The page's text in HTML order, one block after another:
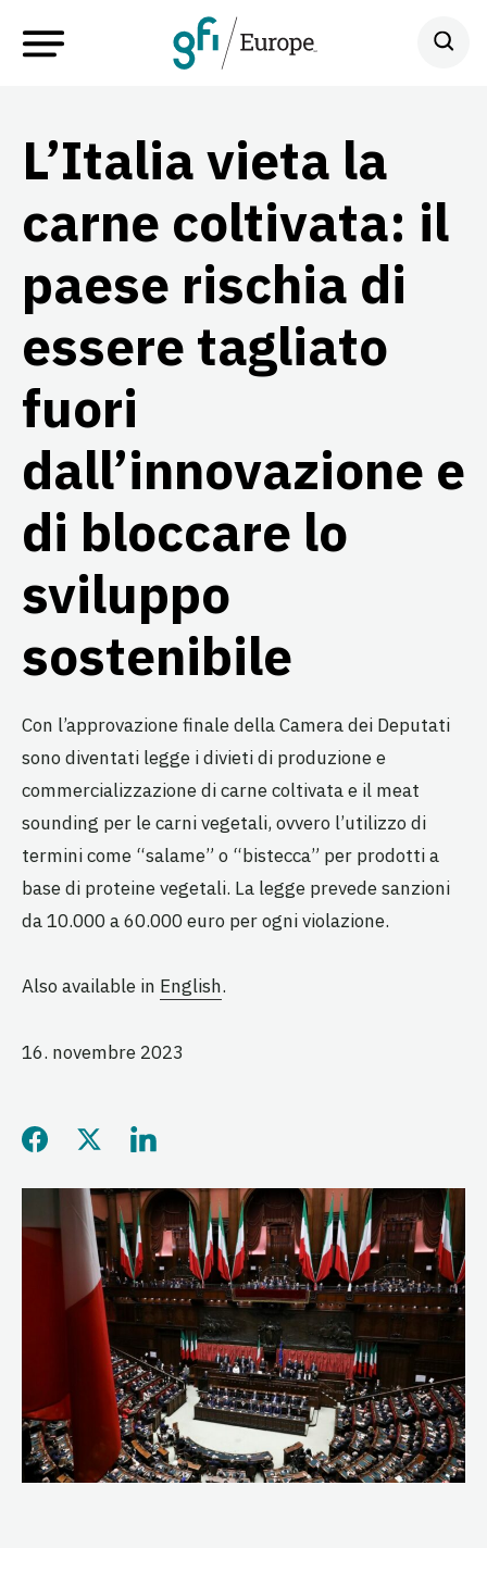
L’Italia vieta la
carne coltivata: il
paese rischia di
essere tagliato
fuori
dall’innovazione e
di bloccare lo
sviluppo
sostenibile
Con l’approvazione finale della Camera dei Deputati
sono diventati legge i divieti di produzione e
commercializzazione di carne coltivata e il meat
sounding per le carni vegetali, ovvero l’utilizzo di
termini come “salame” o “bistecca” per prodotti a
base di proteine vegetali. La legge prevede sanzioni
da 10.000 a 60.000 euro per ogni violazione.
Also available in English.
16. novembre 2023
Condividi questa pagina su
Condividi questa
Condividi questa